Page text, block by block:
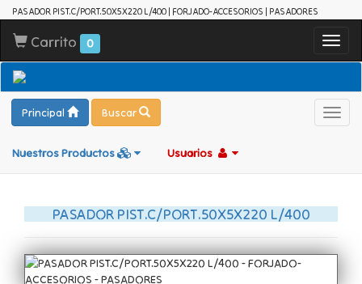
PASADOR PIST.C/PORT.50X5X220 L/400 | FORJADO-ACCESORIOS | PASADORES
Carrito 0
Principal Buscar
Nuestros Productos Usuarios
PASADOR PIST.C/PORT.50X5X220 L/400